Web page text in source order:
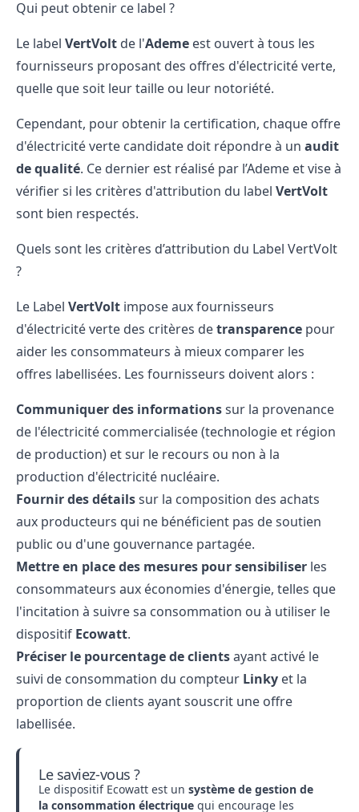
Qui peut obtenir ce label ?
Le label VertVolt de l'Ademe est ouvert à tous les
fournisseurs proposant des offres d'électricité verte,
quelle que soit leur taille ou leur notoriété.
Cependant, pour obtenir la certification, chaque offre
d'électricité verte candidate doit répondre à un audit
de qualité. Ce dernier est réalisé par l’Ademe et vise à
vérifier si les critères d'attribution du label VertVolt
sont bien respectés.
Quels sont les critères d’attribution du Label VertVolt
?
Le Label VertVolt impose aux fournisseurs
d'électricité verte des critères detransparence pour
aider les consommateurs à mieux comparer les
offres labellisées. Les fournisseurs doivent alors :
Communiquer des informationssur la provenance
de l'électricité commercialisée (technologie et région
de production) et sur le recours ou non à la
production d'électricité nucléaire.
Fournir des détailssur la composition des achats
aux producteurs qui ne bénéficient pas de soutien
public ou d'une gouvernance partagée.
Mettre en place des mesures pour sensibiliser les
consommateurs aux économies d'énergie, telles que
l'incitation à suivre sa consommation ou à utiliser le
dispositif Ecowatt.
Préciser le pourcentage de clientsayant activé le
suivi de consommation du compteur Linky et la
proportion de clients ayant souscrit une offre
labellisée.
Le saviez-vous ?
Le dispositif Ecowatt est un système de gestion de
la consommation électrique qui encourage les